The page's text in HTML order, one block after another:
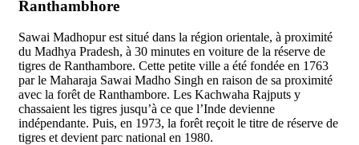
Ranthambhore
Sawai Madhopur est situé dans la région orientale, à proximité
du Madhya Pradesh, à 30 minutes en voiture de la réserve de
tigres de Ranthambore. Cette petite ville a été fondée en 1763
par le Maharaja Sawai Madho Singh en raison de sa proximité
avec la forêt de Ranthambore. Les Kachwaha Rajputs y
chassaient les tigres jusqu’à ce que l’Inde devienne
indépendante. Puis, en 1973, la forêt reçoit le titre de réserve de
tigres et devient parc national en 1980.